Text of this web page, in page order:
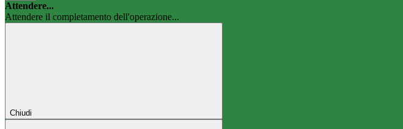
Attendere...
Attendere il completamento dell'operazione...
Chiudi